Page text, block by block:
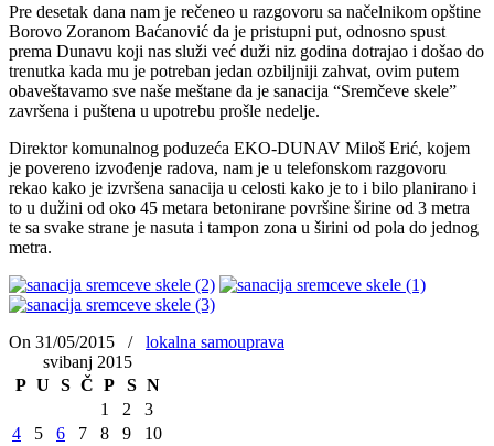
Pre desetak dana nam je rečeneo u razgovoru sa načelnikom opštine
Borovo Zoranom Baćanović da je pristupni put, odnosno spust
prema Dunavu koji nas služi već duži niz godina dotrajao i došao do
trenutka kada mu je potreban jedan ozbiljniji zahvat, ovim putem
obaveštavamo sve naše meštane da je sanacija “Sremčeve skele”
završena i puštena u upotrebu prošle nedelje.
Direktor komunalnog poduzeća EKO-DUNAV Miloš Erić, kojem
je povereno izvođenje radova, nam je u telefonskom razgovoru
rekao kako je izvršena sanacija u celosti kako je to i bilo planirano i
to u dužini od oko 45 metara betonirane površine širine od 3 metra
te sa svake strane je nasuta i tampon zona u širini od pola do jednog
metra.
On 31/05/2015 /
lokalna samouprava
svibanj 2015
P U S Č P S N
1
2
3
4
5 6 7 8 9
10